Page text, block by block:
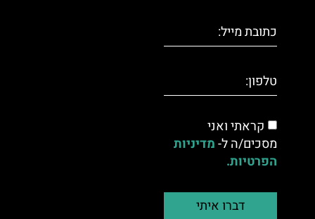
קראתי ואני
מסכים/ה ל-מדיניות
הפרטיות.
דברו איתי